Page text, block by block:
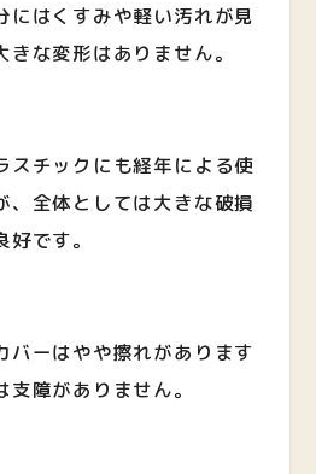
にはくすみや軽い汚れが見
な変形はありません。
スチックにも経年による使
、全体としては大きな破損
です。
バーはやや擦れがあります
障がありません。